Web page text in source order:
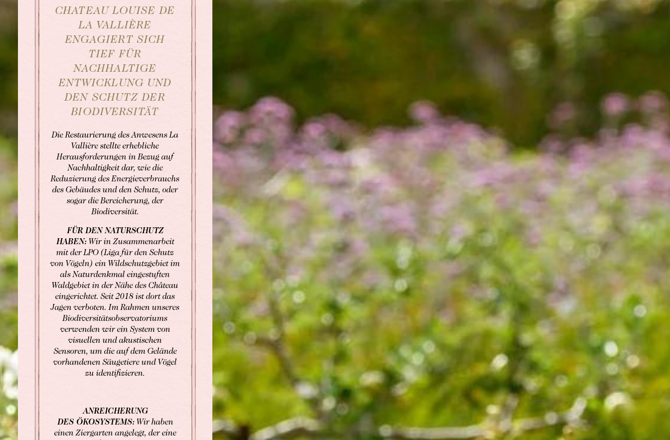
Afternoon Tea
Buchen Gourmet-Restaurant
Buchen Bistro-Restaurant
Für Daten "auf Anfrage",
wenden Sie sich bitte direkt an das Hotel:
Tel: +33 2 42 06 02 00
Fax: +33 1 40 29 07 00
butler@chateaulouise.com
CHATEAU LOUISE DE
LA VALLIÈRE
ENGAGIERT SICH
TIEF FÜR
NACHHALTIGE
ENTWICKLUNG UND
DEN SCHUTZ DER
BIODIVERSITÄT
Die Restaurierung des Anwesens La
Vallière stellte erhebliche
Herausforderungen in Bezug auf
Nachhaltigkeit dar, wie die
Reduzierung des Energieverbrauchs
des Gebäudes und den Schutz, oder
sogar die Bereicherung, der
Biodiversität.
FÜR DEN NATURSCHUTZ
HABEN:Wir in Zusammenarbeit
mit der LPO (Liga für den Schutz
von Vögeln) ein Wildschutzgebiet im
als Naturdenkmal eingestuften
Waldgebiet in der Nähe des Château
eingerichtet. Seit 2018 ist dort das
Jagen verboten. Im Rahmen unseres
Biodiversitätsobservatoriums
verwenden wir ein System von
visuellen und akustischen
Sensoren, um die auf dem Gelände
vorhandenen Säugetiere und Vögel
zu identifizieren.
ANREICHERUNG
DES ÖKOSYSTEMS:Wir haben
einen Ziergarten angelegt, der eine